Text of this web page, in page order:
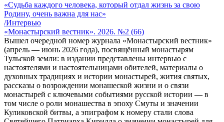
«Судьба каждого человека, который отдал жизнь за свою
Родину, очень важна для нас»
/Интервью
«Монастырский вестник». 2026. №2 (66)
Вышел очередной номер журнала «Монастырский вестник»
(апрель — июнь 2026 года), посвящённый монастырям
Тульской земли: в издании представлены интервью с
настоятелями и настоятельницами обителей, материалы о
духовных традициях и истории монастырей, жития святых,
рассказы о возрождении монашеской жизни и о связи
монастырей с ключевыми событиями русской истории — в
том числе о роли монашества в эпоху Смуты и значении
Куликовской битвы, а эпиграфом к номеру стали слова